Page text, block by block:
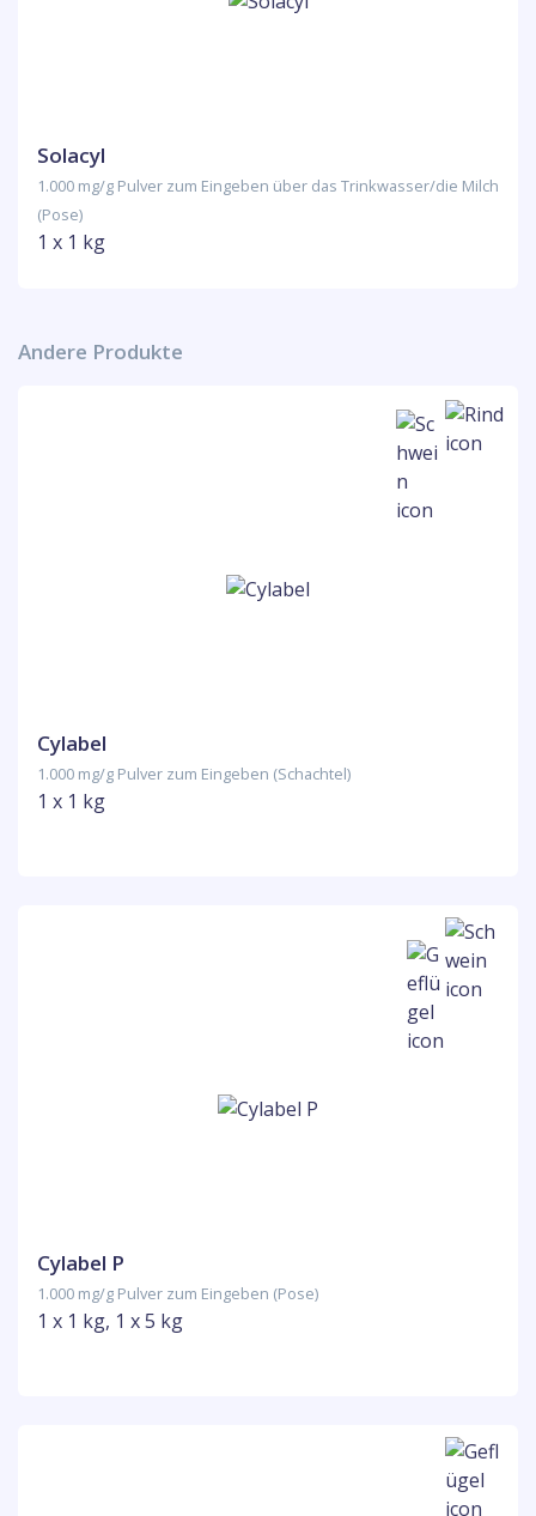
Solacyl
1.000 mg/g Pulver zum Eingeben über das Trinkwasser/die Milch
(Pose)
1 x 1 kg
Andere Produkte
Cylabel
1.000 mg/g Pulver zum Eingeben (Schachtel)
1 x 1 kg
Cylabel P
1.000 mg/g Pulver zum Eingeben (Pose)
1 x 1 kg, 1 x 5 kg